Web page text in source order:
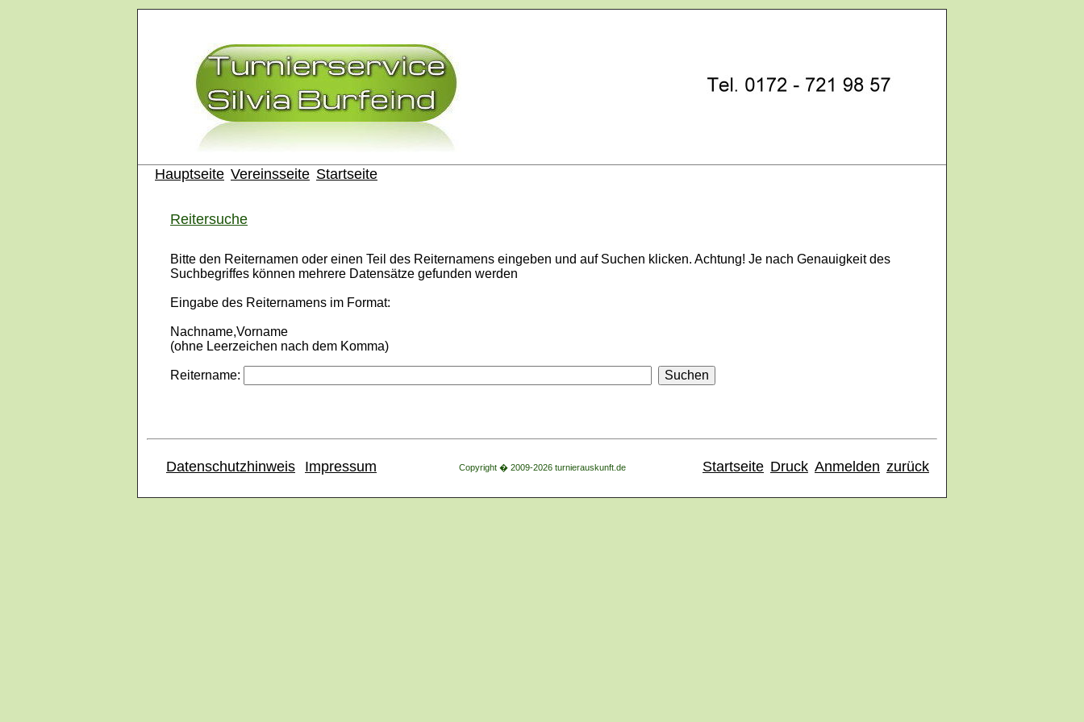
Hauptseite Vereinsseite Startseite
Reitersuche
Bitte den Reiternamen oder einen Teil des Reiternamens eingeben und auf Suchen klicken. Achtung! Je nach Genauigkeit des
Suchbegriffes können mehrere Datensätze gefunden werden
Eingabe des Reiternamens im Format:
Nachname,Vorname
(ohne Leerzeichen nach dem Komma)
Reitername:
Datenschutzhinweis Impressum Copyright � 2009-2026 turnierauskunft.de Startseite Druck Anmelden zurück